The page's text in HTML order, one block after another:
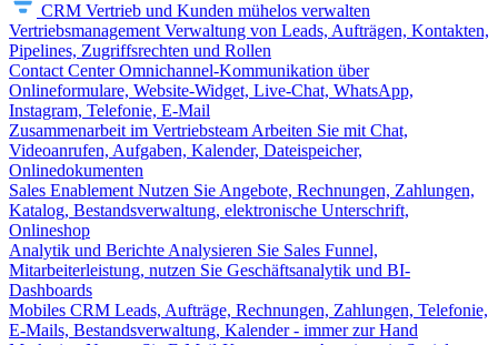
CRM Vertrieb und Kunden mühelos verwalten
Vertriebsmanagement Verwaltung von Leads, Aufträgen, Kontakten,
Pipelines, Zugriffsrechten und Rollen
Contact Center Omnichannel-Kommunikation über
Onlineformulare, Website-Widget, Live-Chat, WhatsApp,
Instagram, Telefonie, E-Mail
Zusammenarbeit im Vertriebsteam Arbeiten Sie mit Chat,
Videoanrufen, Aufgaben, Kalender, Dateispeicher,
Onlinedokumenten
Sales Enablement Nutzen Sie Angebote, Rechnungen, Zahlungen,
Katalog, Bestandsverwaltung, elektronische Unterschrift,
Onlineshop
Analytik und Berichte Analysieren Sie Sales Funnel,
Mitarbeiterleistung, nutzen Sie Geschäftsanalytik und BI-
Dashboards
Mobiles CRM Leads, Aufträge, Rechnungen, Zahlungen, Telefonie,
E-Mails, Bestandsverwaltung, Kalender - immer zur Hand